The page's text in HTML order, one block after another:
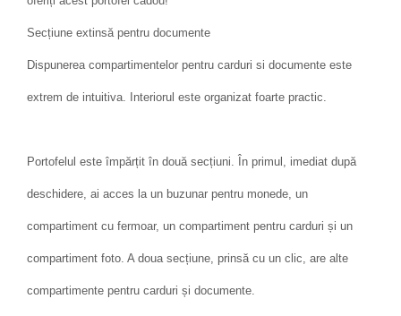
Secțiune extinsă pentru documente
Dispunerea compartimentelor pentru carduri si documente este
extrem de intuitiva. Interiorul este organizat foarte practic.
Portofelul este împărțit în două secțiuni. În primul, imediat după
deschidere, ai acces la un buzunar pentru monede, un
compartiment cu fermoar, un compartiment pentru carduri și un
compartiment foto. A doua secțiune, prinsă cu un clic, are alte
compartimente pentru carduri și documente.